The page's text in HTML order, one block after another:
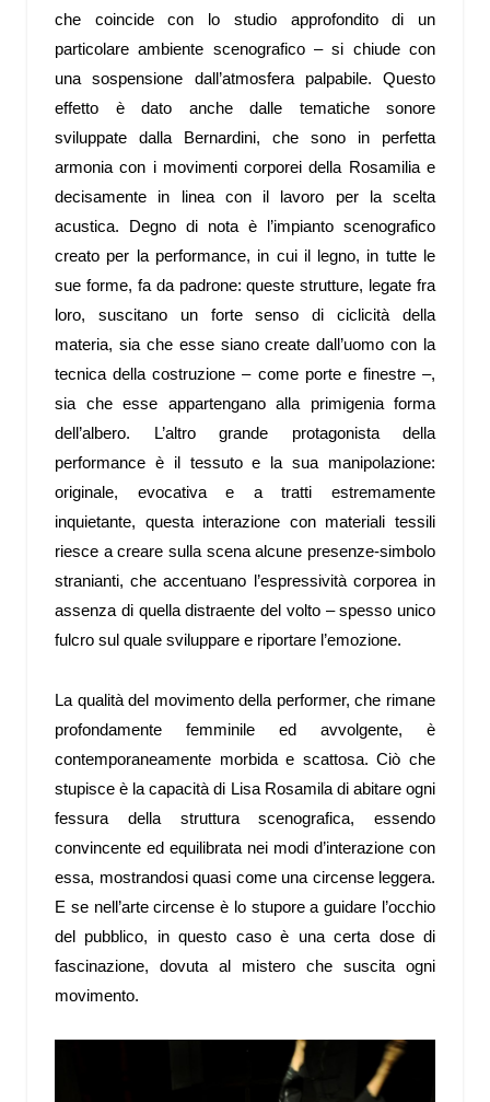
che coincide con lo studio approfondito di un
particolare ambiente scenografico – si chiude con
una sospensione dall’atmosfera palpabile. Questo
effetto è dato anche dalle tematiche sonore
sviluppate dalla Bernardini, che sono in perfetta
armonia con i movimenti corporei della Rosamilia e
decisamente in linea con il lavoro per la scelta
acustica. Degno di nota è l’impianto scenografico
creato per la performance, in cui il legno, in tutte le
sue forme, fa da padrone: queste strutture, legate fra
loro, suscitano un forte senso di ciclicità della
materia, sia che esse siano create dall’uomo con la
tecnica della costruzione – come porte e finestre –,
sia che esse appartengano alla primigenia forma
dell’albero. L’altro grande protagonista della
performance è il tessuto e la sua manipolazione:
originale, evocativa e a tratti estremamente
inquietante, questa interazione con materiali tessili
riesce a creare sulla scena alcune presenze-simbolo
stranianti, che accentuano l’espressività corporea in
assenza di quella distraente del volto – spesso unico
fulcro sul quale sviluppare e riportare l’emozione.
La qualità del movimento della performer, che rimane
profondamente femminile ed avvolgente, è
contemporaneamente morbida e scattosa. Ciò che
stupisce è la capacità di Lisa Rosamila di abitare ogni
fessura della struttura scenografica, essendo
convincente ed equilibrata nei modi d’interazione con
essa, mostrandosi quasi come una circense leggera.
E se nell’arte circense è lo stupore a guidare l’occhio
del pubblico, in questo caso è una certa dose di
fascinazione, dovuta al mistero che suscita ogni
movimento.